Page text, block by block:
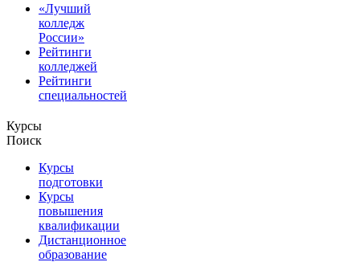
«Лучший
колледж
России»
Рейтинги
колледжей
Рейтинги
специальностей
Курсы
Поиск
Курсы
подготовки
Курсы
повышения
квалификации
Дистанционное
образование